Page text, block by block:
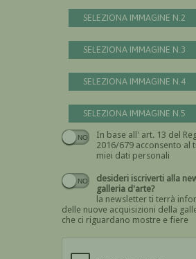
SELEZIONA IMMAGINE N.2
SELEZIONA IMMAGINE N.3
SELEZIONA IMMAGINE N.4
SELEZIONA IMMAGINE N.5
In base all' art. 13 del
2016/679 acconsento al trattamento dei
miei dati personali
desideri iscriverti alla
galleria d'arte?
la newsletter ti terrà
delle nuove acquisizioni della
che ci riguardano mostre e fiere